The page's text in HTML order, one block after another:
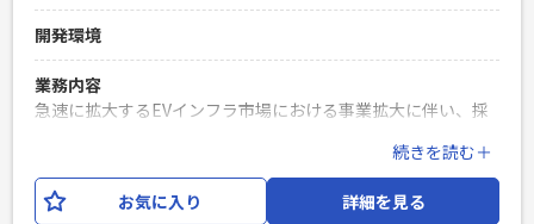
開発環境
業務内容
急速に拡大するEVインフラ市場における事業拡大に伴い、採
団形成を中心に、上流工程から施策実行まで一貫してリード
いただく想定です。 業務内容例としては以下を想定しており
ます。 【業務内容】 ・中途採用の戦略立案・ペルソナ設定・
続きを読む＋
お気に入り 詳細を見る